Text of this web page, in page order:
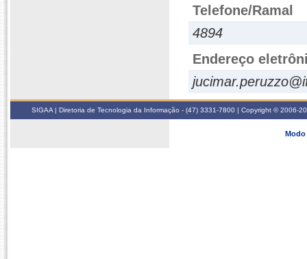
Telefone/Ramal
4894
Endereço
SIGAA | Diretoria de Tecnologia da Informação - (47) 3331-7800 | Copyright © 2006-
Modo